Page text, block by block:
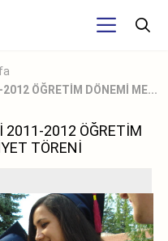
ÖĞRETİM DÖNEMİ ME...
2011-2012 ÖĞRETİM
TÖRENİ